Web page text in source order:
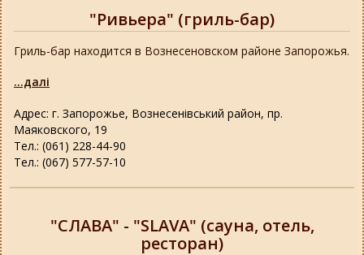
"Ривьера" (гриль-бар)
Адрес: г. Запорожье, Вознесенівський район, пр.
Маяковского, 19
Тел.: (061) 228-44-90
Тел.: (067) 577-57-10
Гриль-бар находится в Вознесеновском районе Запорожья.
...далі
"СЛАВА" - "SLAVA" (сауна, отель,
ресторан)